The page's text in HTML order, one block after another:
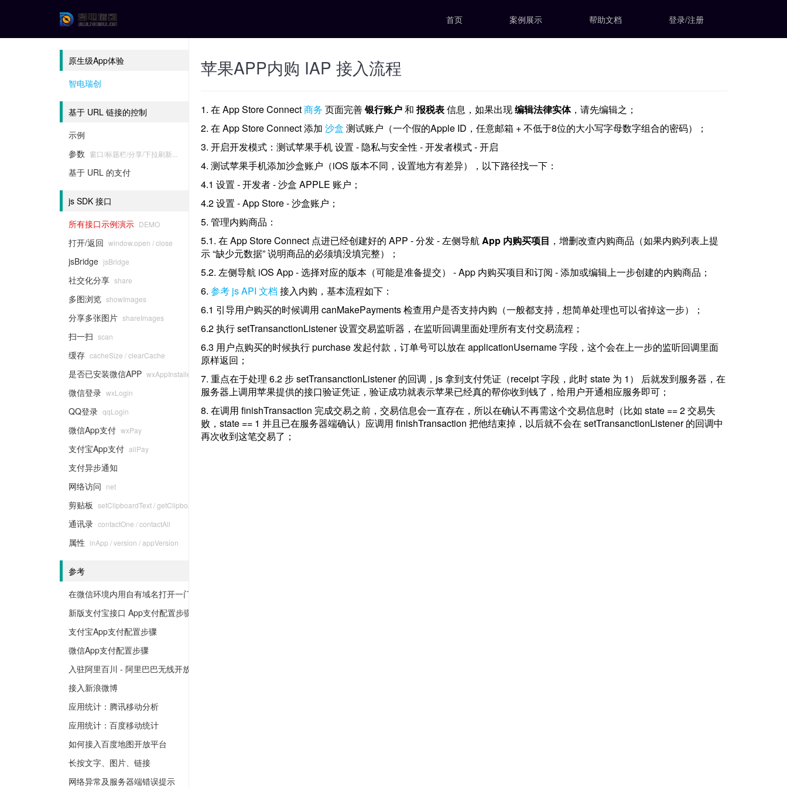
首页 案例展示 帮助文档 登录/注册
原生级App体验
智电瑞创
基于 URL 链接的控制
示例
参数 窗口/标题栏/分享/下拉刷新...
基于 URL 的支付
js SDK 接口
所有接口示例演示 DEMO
打开/返回 window.open / close
jsBridge jsBridge
社交化分享 share
多图浏览 showImages
分享多张图片 shareImages
扫一扫 scan
缓存 cacheSize / clearCache
是否已安装微信APP wxAppInstalled
微信登录 wxLogin
QQ登录 qqLogin
微信App支付 wxPay
支付宝App支付 aliPay
支付异步通知
网络访问 net
剪贴板 setClipboardText / getClipboardText
通讯录 contactOne / contactAll
属性 inApp / version / appVersion
参考
在微信环境内用自有域名打开一门云商城
新版支付宝接口 App支付配置步骤
支付宝App支付配置步骤
微信App支付配置步骤
入驻阿里百川 - 阿里巴巴无线开放平台
接入新浪微博
应用统计：腾讯移动分析
应用统计：百度移动统计
如何接入百度地图开放平台
长按文字、图片、链接
网络异常及服务器端错误提示
苹果APP内购 IAP 接入流程
1. 在 App Store Connect商务 页面完善银行账户和 报税表信息，如果出现编辑法律实体，请先编辑之；
2. 在 App Store Connect 添加 沙盒 测试账户（一个假的Apple ID，任意邮箱 + 不低于8位的大小写字母数字组合的密码）；
3. 开启开发模式：测试苹果手机 设置 - 隐私与安全性 - 开发者模式 - 开启
4. 测试苹果手机添加沙盒账户（iOS 版本不同，设置地方有差异），以下路径找一下：
4.1 设置 - 开发者 - 沙盒 APPLE 账户；
4.2 设置 - App Store - 沙盒账户；
5. 管理内购商品：
5.1. 在 App Store Connect 点进已经创建好的 APP - 分发 - 左侧导航App 内购买项目 ，增删改查内购商品（如果内购列表上提
示 “缺少元数据” 说明商品的必须填没填完整）；
5.2. 左侧导航 iOS App - 选择对应的版本（可能是准备提交） - App 内购买项目和订阅 - 添加或编辑上一步创建的内购商品；
6. 参考 js API 文档 接入内购，基本流程如下：
6.1 引导用户购买的时候调用 canMakePayments 检查用户是否支持内购（一般都支持，想简单处理也可以省掉这一步）；
6.2 执行 setTransanctionListener 设置交易监听器，在监听回调里面处理所有支付交易流程；
6.3 用户点购买的时候执行 purchase 发起付款，订单号可以放在 applicationUsername 字段，这个会在上一步的监听回调里面
原样返回；
7. 重点在于处理 6.2 步 setTransanctionListener 的回调，js 拿到支付凭证（receipt 字段，此时 state 为 1） 后就发到服务器，在
服务器上调用苹果提供的接口验证凭证，验证成功就表示苹果已经真的帮你收到钱了，给用户开通相应服务即可；
8. 在调用 finishTransaction 完成交易之前，交易信息会一直存在，所以在确认不再需这个交易信息时（比如 state == 2 交易失
败，state == 1 并且已在服务器端确认）应调用 finishTransaction 把他结束掉，以后就不会在 setTransanctionListener 的回调中
再次收到这笔交易了；